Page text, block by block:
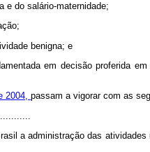
e do salário-maternidade;
benigna; e
em decisão proferida
2004,passam a vigorar com as
a administração das